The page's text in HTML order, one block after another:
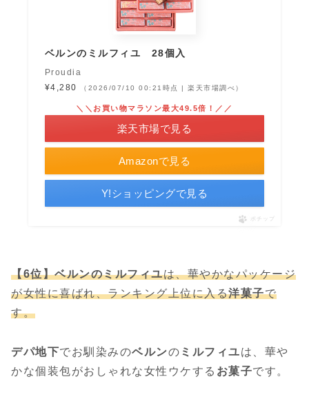
ベルンのミルフィユ 28個入
Proudia
¥4,280
（2026/07/10 00:21時点 | 楽天市場調べ）
Amazonで見る
＼＼お買い物マラソン最大49.5倍！／／
楽天市場で見る
Y!ショッピングで見る
ポチップ
【6位】ベルンのミルフィユは、華やかなパッケージ
が女性に喜ばれ、ランキング上位に入る洋菓子で
す。
デパ地下でお馴染みのベルンの ミルフィユは、華や
かな個装包がおしゃれな女性ウケする お菓子です。